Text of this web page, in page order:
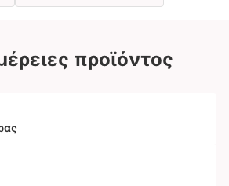
προϊόντος